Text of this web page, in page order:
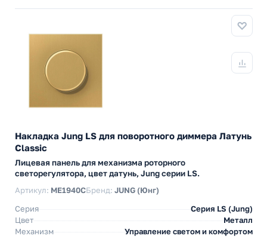
Накладка Jung LS для поворотного диммера Латунь
Classic
Лицевая панель для механизма роторного
светорегулятора, цвет датунь, Jung серии LS.
Артикул: ME1940CБренд: JUNG (Юнг)
Серия
Серия LS (Jung)
Цвет
Металл
Механизм
Управление светом и комфортом